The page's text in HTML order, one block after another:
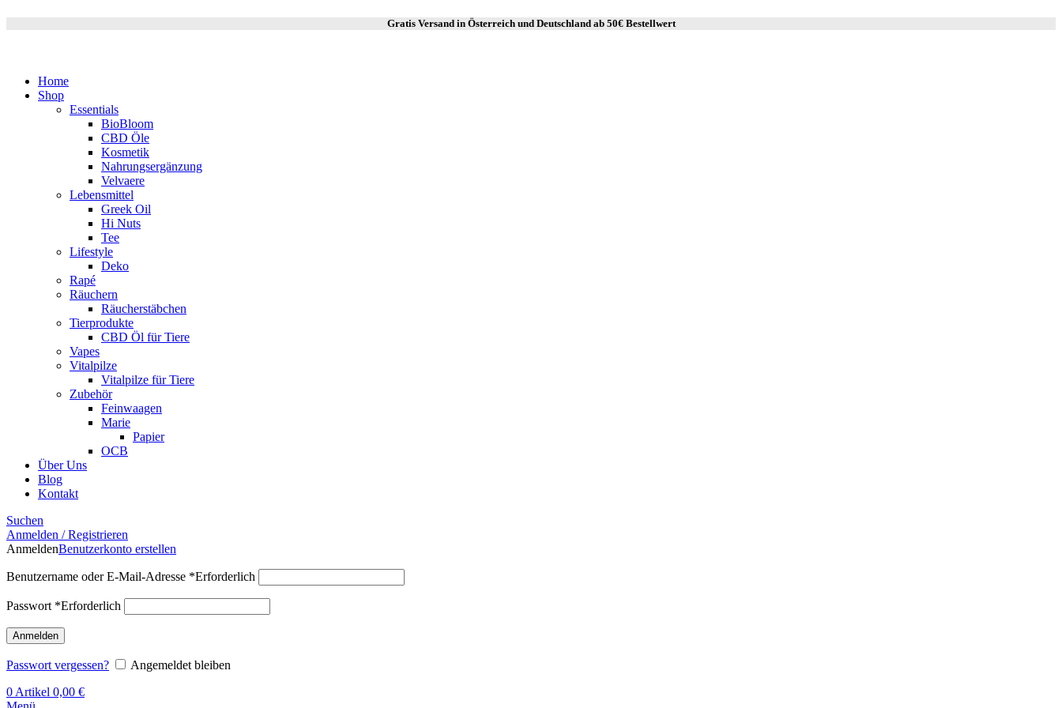
Gratis Versand in Österreich und Deutschland ab 50€ Bestellwert
Home
Shop
Essentials
BioBloom
CBD Öle
Kosmetik
Nahrungsergänzung
Velvaere
Lebensmittel
Greek Oil
Hi Nuts
Tee
Lifestyle
Deko
Rapé
Räuchern
Räucherstäbchen
Tierprodukte
CBD Öl für Tiere
Vapes
Vitalpilze
Vitalpilze für Tiere
Zubehör
Feinwaagen
Marie
Papier
OCB
Über Uns
Blog
Kontakt
Suchen
Anmelden / Registrieren
AnmeldenBenutzerkonto erstellen
Benutzername oder E-Mail-Adresse *Erforderlich
Passwort *Erforderlich
Anmelden
Passwort vergessen?
Angemeldet bleiben
0 Artikel 0,00 €